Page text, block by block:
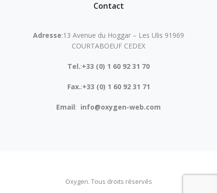
Contact
Adresse:13 Avenue du Hoggar – Les Ulis 91969
COURTABOEUF CEDEX
Tel.:+33 (0) 1 60 92 31 70
Fax.:+33 (0) 1 60 92 31 71
Email: info@oxygen-web.com
Oxygen. Tous droits réservés